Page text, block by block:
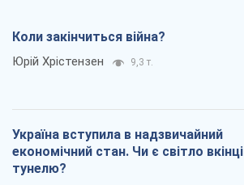
Коли закінчиться війна?
Юрій Хрістензен 9,3 т.
Україна вступила в надзвичайний
економічний стан. Чи є світло вкінці
тунелю?